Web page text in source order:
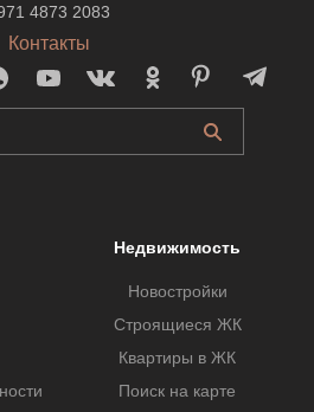
4873 2083
Контакты
Недвижимость
Новостройки
Строящиеся ЖК
Квартиры в ЖК
Поиск на карте